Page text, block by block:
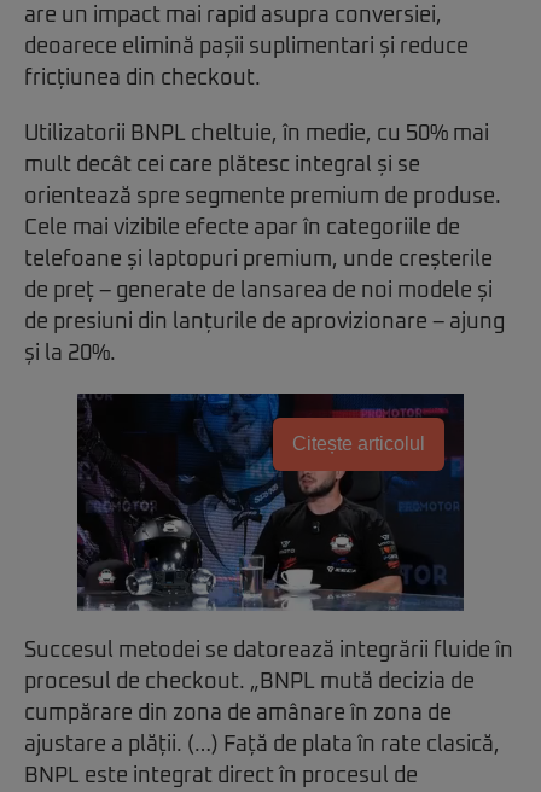
are un impact mai rapid asupra conversiei,
deoarece elimină pașii suplimentari și reduce
fricțiunea din checkout.
Utilizatorii BNPL cheltuie, în medie, cu 50% mai
mult decât cei care plătesc integral și se
orientează spre segmente premium de produse.
Cele mai vizibile efecte apar în categoriile de
telefoane și laptopuri premium, unde creșterile
de preț – generate de lansarea de noi modele și
de presiuni din lanțurile de aprovizionare – ajung
și la 20%.
Citește articolul
Succesul metodei se datorează integrării fluide în
procesul de checkout. „BNPL mută decizia de
cumpărare din zona de amânare în zona de
ajustare a plății. (…) Față de plata în rate clasică,
BNPL este integrat direct în procesul de